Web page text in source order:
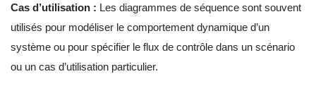
Cas d’utilisation : Les diagrammes de séquence sont souvent
utilisés pour modéliser le comportement dynamique d’un
système ou pour spécifier le flux de contrôle dans un scénario
ou un cas d’utilisation particulier.